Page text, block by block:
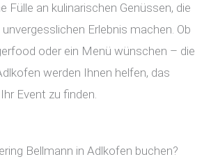
Fülle an kulinarischen Genüssen, die
Erlebnis machen. Ob
oder ein Menü wünschen – die
werden Ihnen helfen, das
Event zu finden.
Bellmann in Adlkofen buchen?